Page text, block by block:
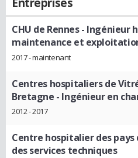
CHU de Rennes- Ingénieur
maintenance et
2017 - maintenant
Centres hospitaliers de
Bretagne - Ingénieur en
2012 - 2017
Centre hospitalier des pays
des services techniques